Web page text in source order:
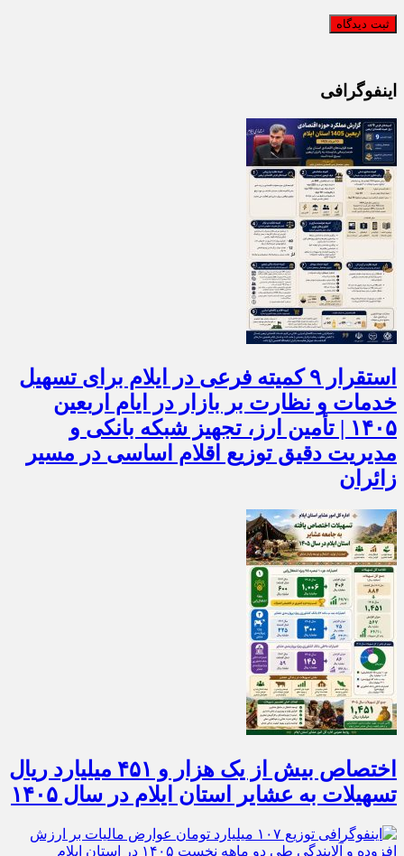
اینفوگرافی
استقرار ۹ کمیته فرعی در ایلام برای تسهیل
خدمات و نظارت بر بازار در ایام اربعین
۱۴۰۵ | تأمین ارز، تجهیز شبکه بانکی و
مدیریت دقیق توزیع اقلام اساسی در مسیر
زائران
اختصاص بیش از یک هزار و ۴۵۱ میلیارد ریال
تسهیلات به عشایر استان ایلام در سال ۱۴۰۵